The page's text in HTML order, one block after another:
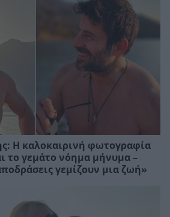
Η καλοκαιρινή φωτογραφία
το γεμάτο νόημα μήνυμα –
γεμίζουν μια ζωή»